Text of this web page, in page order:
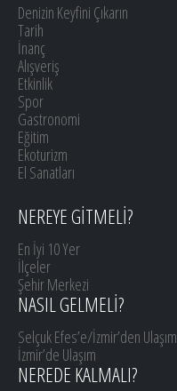
Denizin Keyfini Çıkarın
Tarih
İnanç
Alışveriş
Etkinlik
Spor
Gastronomi
Eğitim
Ekoturizm
El Sanatları
NEREYE GİTMELİ?
En İyi 10 Yer
İlçeler
Şehir Merkezi
NASIL GELMELİ?
Selçuk Efes’e/İzmir’den Ulaşım
İzmir’de Ulaşım
NEREDE KALMALI?